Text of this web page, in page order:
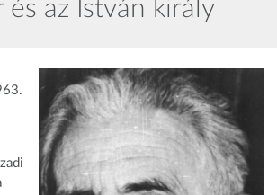
és az István király